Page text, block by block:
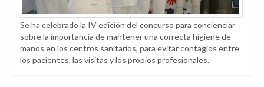
Se ha celebrado la IV edición del concurso para concienciar
sobre la importancia de mantener una correcta higiene de
manos en los centros sanitarios, para evitar contagios entre
los pacientes, las visitas y los propios profesionales.